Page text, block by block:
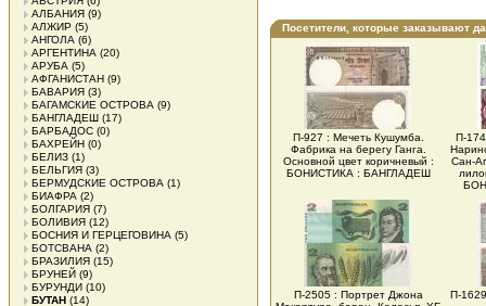
АЛБАНИЯ (9)
АЛЖИР (5)
АНГОЛА (6)
АРГЕНТИНА (20)
АРУБА (5)
АФГАНИСТАН (9)
БАВАРИЯ (3)
БАГАМСКИЕ ОСТРОВА (9)
БАНГЛАДЕШ (17)
БАРБАДОС (0)
БАХРЕЙН (0)
БЕЛИЗ (1)
БЕЛЬГИЯ (3)
БЕРМУДСКИЕ ОСТРОВА (1)
БИАФРА (2)
БОЛГАРИЯ (7)
БОЛИВИЯ (12)
БОСНИЯ И ГЕРЦЕГОВИНА (5)
БОТСВАНА (2)
БРАЗИЛИЯ (15)
БРУНЕЙ (9)
БУРУНДИ (10)
БУТАН (14)
Посетители, которые заказывают
П-927 : Мечеть Кушумба.
Фабрика на берегу Ганга.
Основной цвет коричневый :
БОНИСТИКА : БАНГЛАДЕШ
П-
Сан-
П-2505 : Портрет Джона
П-